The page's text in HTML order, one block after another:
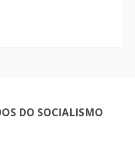
DO SOCIALISMO